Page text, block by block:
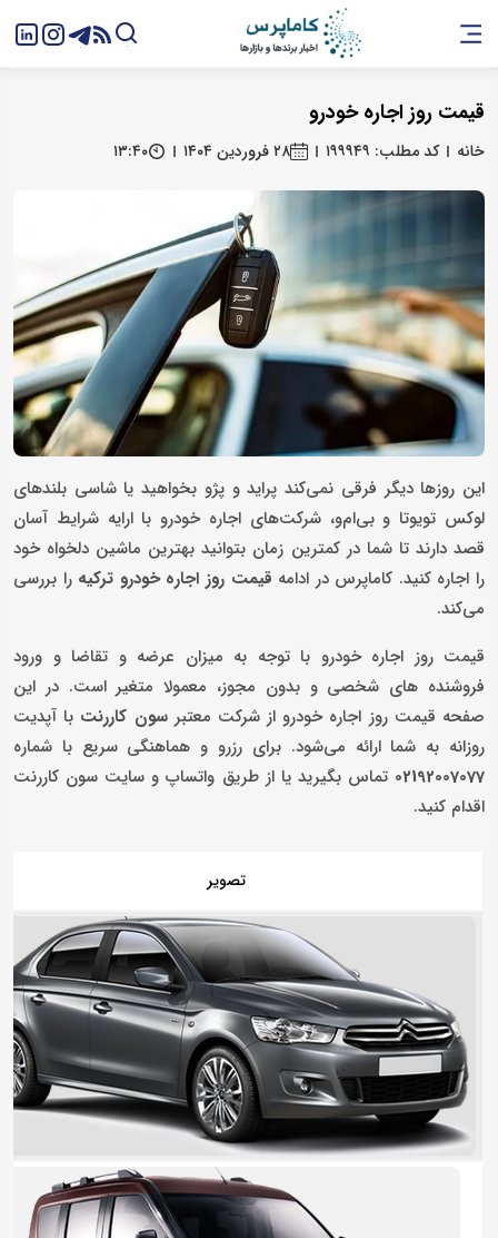
قیمت روز اجاره خودرو
خانه کد مطلب: ۱۹۹۹۴۹ ۲۸ فروردین ۱۴۰۴ ۱۳:۴۰
این روزها دیگر فرقی نمی‌کند پراید و پژو بخواهید یا شاسی بلندهای
لوکس تویوتا و بی‌ام‌و، شرکت‌های اجاره خودرو با ارایه شرایط آسان
قصد دارند تا شما در کمترین زمان بتوانید بهترین ماشین دلخواه خود
را اجاره کنید. کاماپرس در ادامه قیمت روز اجاره خودرو ترکیه را بررسی
می‌کند.
قیمت روز اجاره خودرو با توجه به میزان عرضه و تقاضا و ورود
فروشنده های شخصی و بدون مجوز، معمولا متغیر است. در این
صفحه قیمت روز اجاره خودرو از شرکت معتبرسون کاررنت با آپدیت
روزانه به شما ارائه می‌شود. برای رزرو و هماهنگی سریع با شماره
02192007077 تماس بگیرید یا از طریق واتساپ و سایت سون کاررنت
اقدام کنید.
تصویر